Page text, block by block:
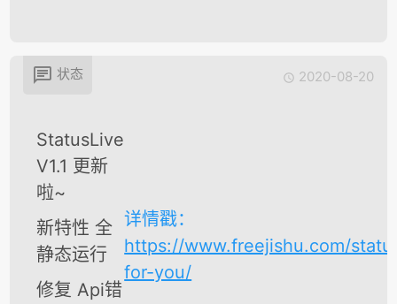
 状态  2020-08-20
StatusLive
V1.1 更新
啦~
新特性 全
静态运行
修复 Api错
详情戳：
https://www.freejishu.com/
for-you/